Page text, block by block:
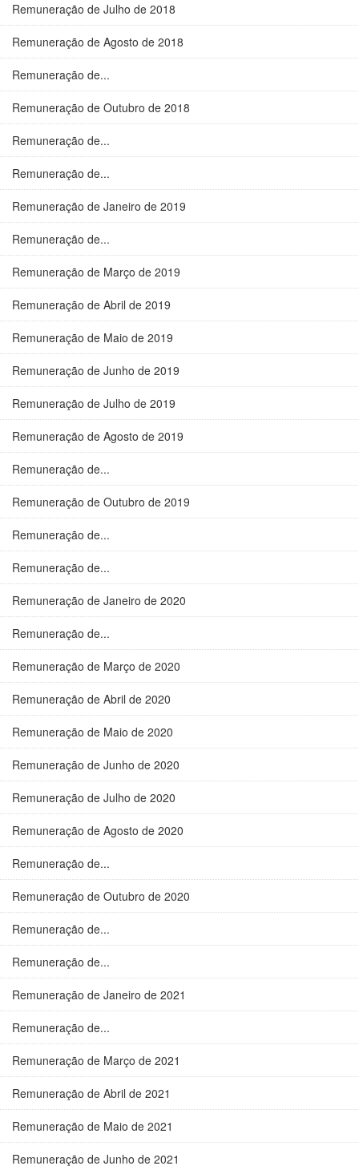
Remuneração de Julho de 2018
Remuneração de Agosto de 2018
Remuneração de...
Remuneração de Outubro de 2018
Remuneração de...
Remuneração de...
Remuneração de Janeiro de 2019
Remuneração de...
Remuneração de Março de 2019
Remuneração de Abril de 2019
Remuneração de Maio de 2019
Remuneração de Junho de 2019
Remuneração de Julho de 2019
Remuneração de Agosto de 2019
Remuneração de...
Remuneração de Outubro de 2019
Remuneração de...
Remuneração de...
Remuneração de Janeiro de 2020
Remuneração de...
Remuneração de Março de 2020
Remuneração de Abril de 2020
Remuneração de Maio de 2020
Remuneração de Junho de 2020
Remuneração de Julho de 2020
Remuneração de Agosto de 2020
Remuneração de...
Remuneração de Outubro de 2020
Remuneração de...
Remuneração de...
Remuneração de Janeiro de 2021
Remuneração de...
Remuneração de Março de 2021
Remuneração de Abril de 2021
Remuneração de Maio de 2021
Remuneração de Junho de 2021